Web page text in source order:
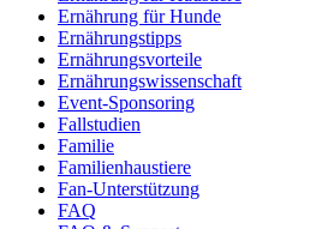
Ernährung für Hunde
Ernährungstipps
Ernährungsvorteile
Ernährungswissenschaft
Event-Sponsoring
Fallstudien
Familie
Familienhaustiere
Fan-Unterstützung
FAQ